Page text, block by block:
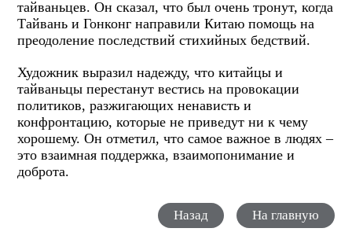
тайваньцев. Он сказал, что был очень тронут, когда
Тайвань и Гонконг направили Китаю помощь на
преодоление последствий стихийных бедствий.
Художник выразил надежду, что китайцы и
тайваньцы перестанут вестись на провокации
политиков, разжигающих ненависть и
конфронтацию, которые не приведут ни к чему
хорошему. Он отметил, что самое важное в людях –
это взаимная поддержка, взаимопонимание и
доброта.
Назад На главную